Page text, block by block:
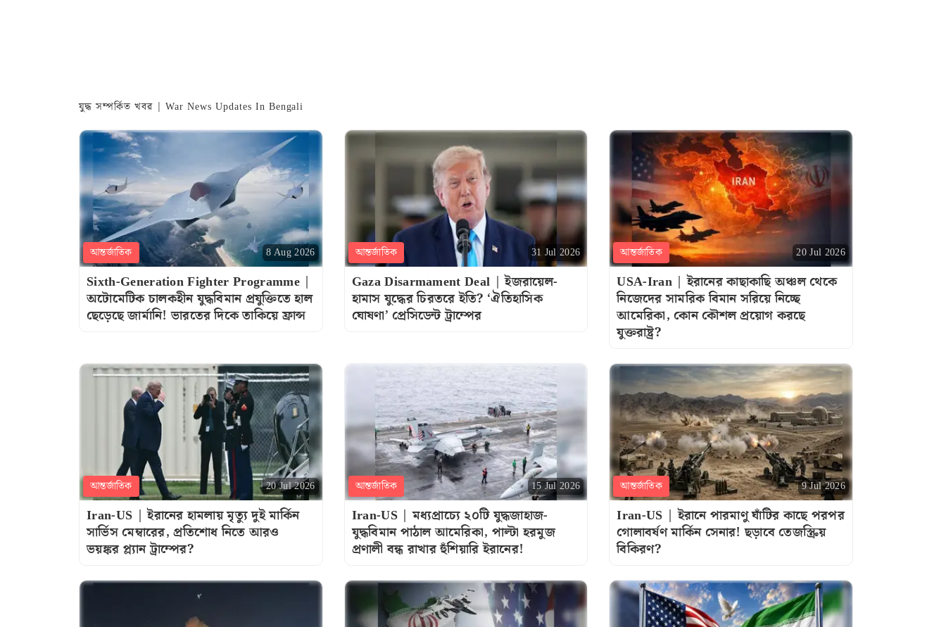
যুদ্ধ সম্পর্কিত খবর | War News Updates In Bengali
আন্তর্জাতিক 8 Aug 2026
Sixth-Generation Fighter Programme |
অটোমেটিক চালকহীন যুদ্ধবিমান প্রযুক্তিতে হাল
ছেড়েছে জার্মানি! ভারতের দিকে তাকিয়ে ফ্রান্স
আন্তর্জাতিক 31 Jul 2026
Gaza Disarmament Deal | ইজরায়েল-
হামাস যুদ্ধের চিরতরে ইতি? ‘ঐতিহাসিক
ঘোষণা’ প্রেসিডেন্ট ট্রাম্পের
আন্তর্জাতিক 20 Jul 2026
USA-Iran | ইরানের কাছাকাছি অঞ্চল থেকে
নিজেদের সামরিক বিমান সরিয়ে নিচ্ছে
আমেরিকা, কোন কৌশল প্রয়োগ করছে
যুক্তরাষ্ট্র?
আন্তর্জাতিক 20 Jul 2026
Iran-US | ইরানের হামলায় মৃত্যু দুই মার্কিন
সার্ভিস মেম্বারের, প্রতিশোধ নিতে আরও
ভয়ঙ্কর প্ল্যান ট্রাম্পের?
আন্তর্জাতিক 15 Jul 2026
Iran-US | মধ্যপ্রাচ্যে ২০টি যুদ্ধজাহাজ-
যুদ্ধবিমান পাঠাল আমেরিকা, পাল্টা হরমুজ
প্রণালী বন্ধ রাখার হুঁশিয়ারি ইরানের!
আন্তর্জাতিক 9 Jul 2026
Iran-US | ইরানে পারমাণু ঘাঁটির কাছে পরপর
গোলাবর্ষণ মার্কিন সেনার! ছড়াবে তেজস্ক্রিয়
বিকিরণ?